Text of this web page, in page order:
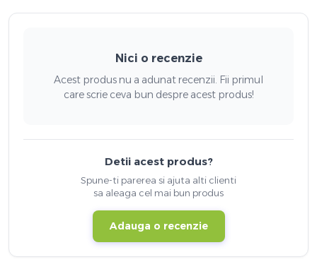
Nici o recenzie
Acest produs nu a adunat recenzii. Fii primul
care scrie ceva bun despre acest produs!
Detii acest produs?
Spune-ti parerea si ajuta alti clienti
sa aleaga cel mai bun produs
Adauga o recenzie